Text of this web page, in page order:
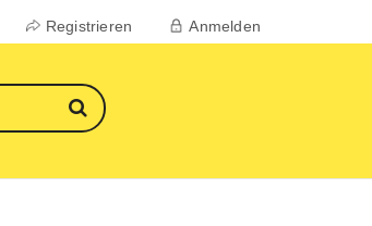
Registrieren Anmelden